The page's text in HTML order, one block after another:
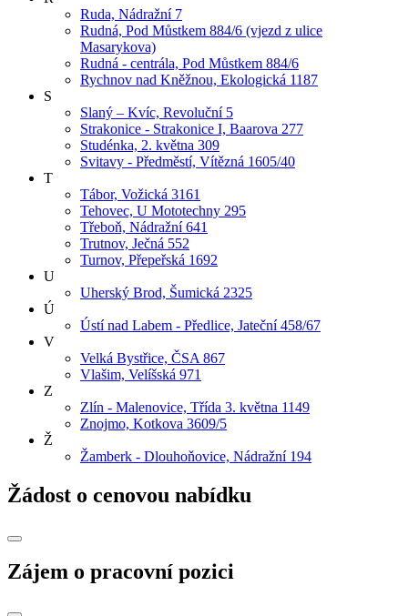
Ruda, Nádražní 7
Rudná, Pod Můstkem 884/6 (vjezd z ulice
Masarykova)
Rudná - centrála, Pod Můstkem 884/6
Rychnov nad Kněžnou, Ekologická 1187
S
Slaný – Kvíc, Revoluční 5
Strakonice - Strakonice I, Baarova 277
Studénka, 2. května 309
Svitavy - Předměstí, Vítězná 1605/40
T
Tábor, Vožická 3161
Tehovec, U Mototechny 295
Třeboň, Nádražní 641
Trutnov, Ječná 552
Turnov, Přepeřská 1692
U
Uherský Brod, Šumická 2325
Ú
Ústí nad Labem - Předlice, Jateční 458/67
V
Velká Bystřice, ČSA 867
Vlašim, Velíšská 971
Z
Zlín - Malenovice, Třída 3. května 1149
Znojmo, Kotkova 3609/5
Ž
Žamberk - Dlouhoňovice, Nádražní 194
Žádost o cenovou nabídku
Zájem o pracovní pozici